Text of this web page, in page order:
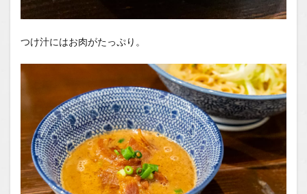
つけ汁にはお肉がたっぷり。